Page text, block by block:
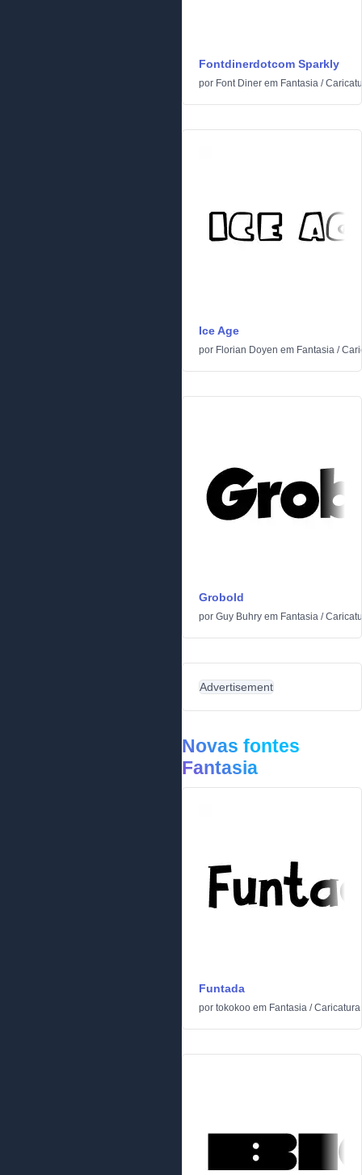
Fontdinerdotcom Sparkly
por Font Diner em Fantasia /
Ice Age
por Florian Doyen em Fantasia /
Grobold
por Guy Buhry em Fantasia /
Advertisement
Novas fontes
Fantasia
Funtada
por tokokoo em Fantasia /Caricatura